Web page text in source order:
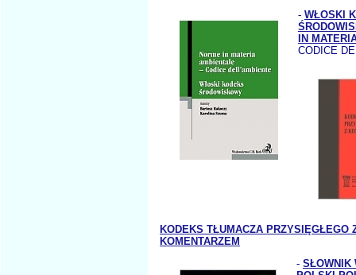
- WŁOSKI
IN
CODICE
KODEKS TŁUMACZA PRZYSIĘGŁEGO
KOMENTARZEM
- SŁOWNIK